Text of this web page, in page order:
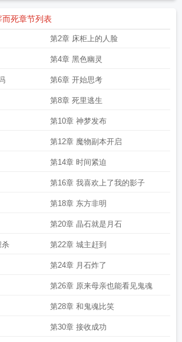
而死章节列表
第2章 床柜上的人脸
第4章 黑色幽灵
第6章 开始思考
第8章 死里逃生
第10章 神梦发布
第12章 魔物副本开启
第14章 时间紧迫
第16章 我喜欢上了我的影子
第18章 东方非明
第20章 晶石就是月石
杀 第22章 城主赶到
第24章 月石炸了
第26章 原来母亲也能看见鬼魂
第28章 和鬼魂比笑
第30章 接收成功